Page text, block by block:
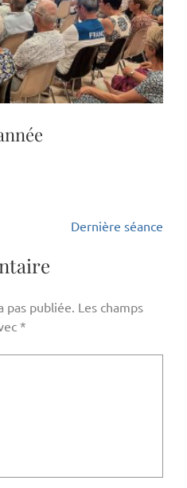
Dernière séance
pas publiée. Les champs
*